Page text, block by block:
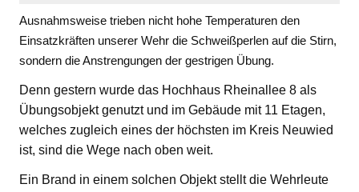
Ausnahmsweise trieben nicht hohe Temperaturen den
Einsatzkräften unserer Wehr die Schweißperlen auf die Stirn,
sondern die Anstrengungen der gestrigen Übung.
Denn gestern wurde das Hochhaus Rheinallee 8 als
Übungsobjekt genutzt und im Gebäude mit 11 Etagen,
welches zugleich eines der höchsten im Kreis Neuwied
ist, sind die Wege nach oben weit.
Ein Brand in einem solchen Objekt stellt die Wehrleute